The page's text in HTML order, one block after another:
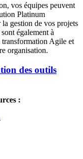
vos équipes peuvent
Platinum
gestion de vos projets
également à
transformation Agile et
organisation.
des outils
: